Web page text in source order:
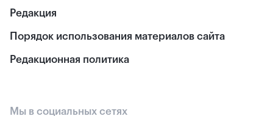
Редакция
Порядок использования материалов сайта
Редакционная политика
Мы в социальных сетях